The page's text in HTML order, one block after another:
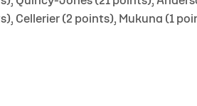
Cellerier (2 points), Mukuna (1